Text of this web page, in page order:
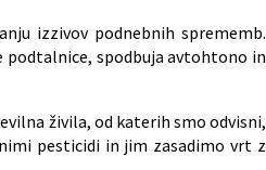
izzivov podnebnih sprememb.
podtalnice, spodbuja avtohtono in
živila, od katerih smo odvisni,
pesticidi in jim zasadimo vrt z